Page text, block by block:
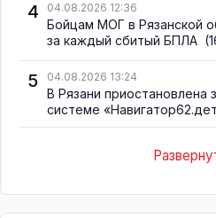
4 04.08.2026 12:36
Бойцам МОГ в Рязанской
за каждый сбитый БПЛА
5 04.08.2026 13:24
В Рязани приостановлена
системе